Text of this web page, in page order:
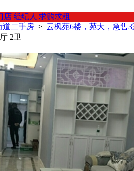
店 经纪人 求购求租
道二手房 > 云枫苑6楼，苑大，急售3
2卫